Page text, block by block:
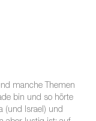
manche Themen
bin und so hörte
(und Israel) und